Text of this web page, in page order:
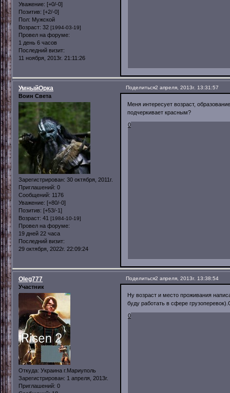
Уважение: [+0/-0]
Позитив: [+2/-0]
Пол: Мужской
Возраст: 32 [1994-03-19]
Провел на форуме:
1 день 6 часов
Последний визит:
11 ноября, 2013г. 21:11:26
Поделиться2 апреля, 2013г. 13:31:57
УмныйОрка
Воин Света
Зарегистрирован: 30 октября, 2011г.
Приглашений: 0
Сообщений: 1176
Уважение: [+80/-0]
Позитив: [+53/-1]
Возраст: 41 [1984-10-19]
Провел на форуме:
19 дней 22 часа
Последний визит:
29 октября, 2022г. 22:09:24
Меня интересует возраст,
подчеркивает красным?
0
Поделиться2 апреля, 2013г. 13:38:54
Oleg777
Участник
Откуда: Украина г.Мариуполь
Зарегистрирован: 1 апреля, 2013г.
Приглашений: 0
Ну возраст и место проживания
буду работать в сфере
0